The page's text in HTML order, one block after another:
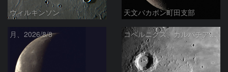
ウィルキンソン 天文バカボン町田支部
月、2026/8/8 コペルニクス、カルパチア山脈付近